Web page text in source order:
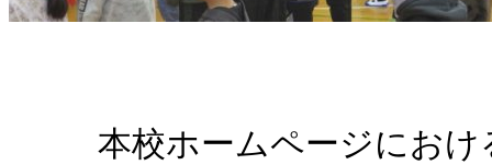
本校ホームページにお